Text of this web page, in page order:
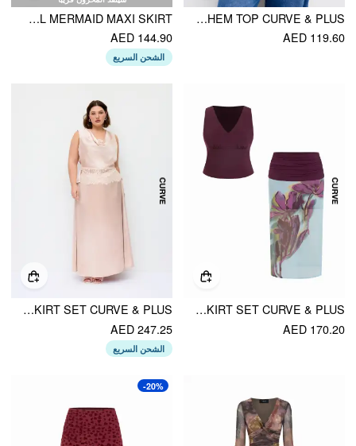
OFF-SHOULDER LACE DRAWSTRING ASYMMETRICAL HEM TOP CURVE & PLUS
AED 119.60
SATIN MID RISE LACE PANEL MERMAID MAXI SKIRT
AED 144.90
الشحن السريع
MESH V-NECK TANK TOP & MID RISE FLORAL RUCHED SPLIT PENCIL MAXI SKIRT SET CURVE & PLUS
AED 170.20
SATIN COWL NECK LACE PANEL TOP & MID RISE FLARED MAXI SKIRT SET CURVE & PLUS
AED 247.25
الشحن السريع
-20%